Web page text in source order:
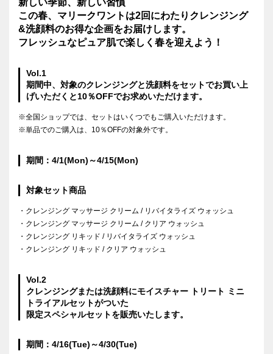
新しい季節、新しい習慣
この春、マリークワントは2回にわたりクレンジング
&洗顔料のお得な企画をお届けします。
フレッシュなピュア肌で楽しく春を迎えよう！
Vol.1
期間中、対象のクレンジングと洗顔料をセットでお買い上
げいただくと10％OFFでお求めいただけます。
※全国ショップでは、セットはいくつでもご購入いただけます。
※単品でのご購入は、10％OFFの対象外です。
期間：4/1(Mon)～4/15(Mon)
対象セット商品
・クレンジング マッサージ クリーム / リバイタライズ ウォッシュ
・クレンジング マッサージ クリーム / クリア ウォッシュ
・クレンジング リキッド / リバイタライズ ウォッシュ
・クレンジング リキッド / クリア ウォッシュ
Vol.2
クレンジングまたは洗顔料にモイスチャー トリート ミニ
トライアルセットがついた
限定スペシャルセットを販売いたします。
期間：4/16(Tue)～4/30(Tue)